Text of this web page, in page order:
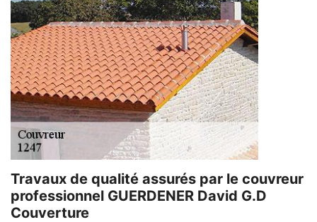
Travaux de qualité assurés par le couvreur
professionnel GUERDENER David G.D
Couverture